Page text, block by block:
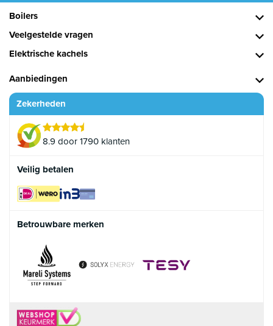
Boilers
Veelgestelde vragen
Elektrische kachels
Aanbiedingen
Zekerheden
8.9 door 1790 klanten
Veilig betalen
Betrouwbare merken